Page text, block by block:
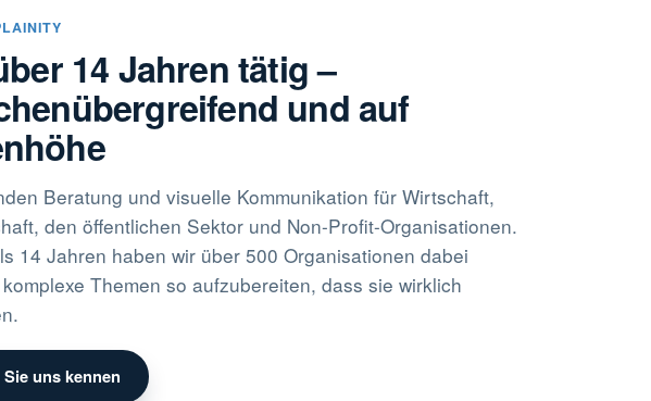
14 Jahren tätig –
und auf
Beratung und visuelle Kommunikation für Wirtschaft,
den öffentlichen Sektor und Non-Profit-Organisationen.
14 Jahren haben wir über 500 Organisationen dabei
Themen so aufzubereiten, dass sie wirklich
uns kennen